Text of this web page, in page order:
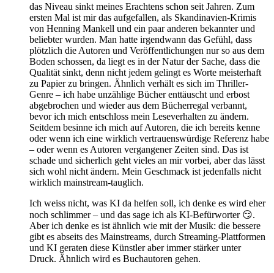
das Niveau sinkt meines Erachtens schon seit Jahren. Zum
ersten Mal ist mir das aufgefallen, als Skandinavien-Krimis
von Henning Mankell und ein paar anderen bekannter und
beliebter wurden. Man hatte irgendwann das Gefühl, dass
plötzlich die Autoren und Veröffentlichungen nur so aus dem
Boden schossen, da liegt es in der Natur der Sache, dass die
Qualität sinkt, denn nicht jedem gelingt es Worte meisterhaft
zu Papier zu bringen. Ähnlich verhält es sich im Thriller-
Genre – ich habe unzählige Bücher enttäuscht und erbost
abgebrochen und wieder aus dem Bücherregal verbannt,
bevor ich mich entschloss mein Leseverhalten zu ändern.
Seitdem besinne ich mich auf Autoren, die ich bereits kenne
oder wenn ich eine wirklich vertrauenswürdige Referenz habe
– oder wenn es Autoren vergangener Zeiten sind. Das ist
schade und sicherlich geht vieles an mir vorbei, aber das lässt
sich wohl nicht ändern. Mein Geschmack ist jedenfalls nicht
wirklich mainstream-tauglich.
Ich weiss nicht, was KI da helfen soll, ich denke es wird eher
noch schlimmer – und das sage ich als KI-Befürworter 😏.
Aber ich denke es ist ähnlich wie mit der Musik: die bessere
gibt es abseits des Mainstreams, durch Streaming-Plattformen
und KI geraten diese Künstler aber immer stärker unter
Druck. Ähnlich wird es Buchautoren gehen.